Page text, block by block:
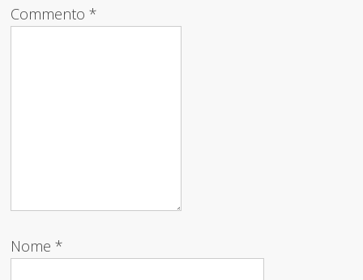
Commento*
Nome*